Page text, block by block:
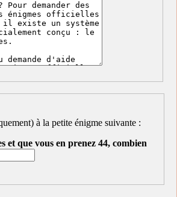
à la petite énigme suivante :
et que vous en prenez 44, combien